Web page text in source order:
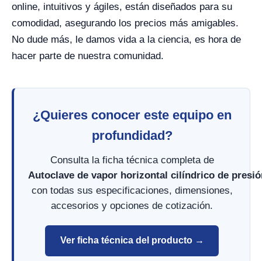
online, intuitivos y ágiles, están diseñados para su
comodidad, asegurando los precios más amigables.
No dude más, le damos vida a la ciencia, es hora de
hacer parte de nuestra comunidad.
¿Quieres conocer este equipo en
profundidad?
Consulta la ficha técnica completa de
Autoclave de vapor horizontal cilíndrico de
con todas sus especificaciones, dimensiones,
accesorios y opciones de cotización.
Ver ficha técnica del producto →